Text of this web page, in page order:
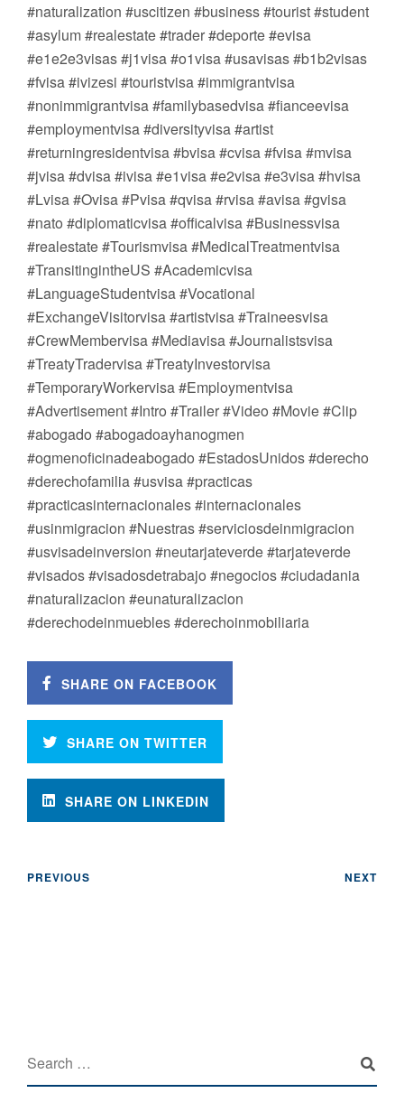
#naturalization #uscitizen #business #tourist #student
#asylum #realestate #trader #deporte #evisa
#e1e2e3visas #j1visa #o1visa #usavisas #b1b2visas
#fvisa #ivizesi #touristvisa #immigrantvisa
#nonimmigrantvisa #familybasedvisa #fianceevisa
#employmentvisa #diversityvisa #artist
#returningresidentvisa #bvisa #cvisa #fvisa #mvisa
#jvisa #dvisa #ivisa #e1visa #e2visa #e3visa #hvisa
#Lvisa #Ovisa #Pvisa #qvisa #rvisa #avisa #gvisa
#nato #diplomaticvisa #officalvisa #Businessvisa
#realestate #Tourismvisa #MedicalTreatmentvisa
#TransitingintheUS #Academicvisa
#LanguageStudentvisa #Vocational
#ExchangeVisitorvisa #artistvisa #Traineesvisa
#CrewMembervisa #Mediavisa #Journalistsvisa
#TreatyTradervisa #TreatyInvestorvisa
#TemporaryWorkervisa #Employmentvisa
#Advertisement #Intro #Trailer #Video #Movie #Clip
#abogado #abogadoayhanogmen
#ogmenoficinadeabogado #EstadosUnidos #derecho
#derechofamilia #usvisa #practicas
#practicasinternacionales #internacionales
#usinmigracion #Nuestras #serviciosdeinmigracion
#usvisadeinversion #neutarjateverde #tarjateverde
#visados #visadosdetrabajo #negocios #ciudadania
#naturalizacion #eunaturalizacion
#derechodeinmuebles #derechoinmobiliaria
SHARE ON FACEBOOK
SHARE ON TWITTER
SHARE ON LINKEDIN
PREVIOUS NEXT